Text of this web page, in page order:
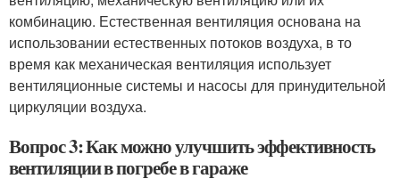
комбинацию. Естественная вентиляция основана на
использовании естественных потоков воздуха, в то
время как механическая вентиляция использует
вентиляционные системы и насосы для принудительной
циркуляции воздуха.
Вопрос 3: Как можно улучшить эффективность
вентиляции в погребе в гараже